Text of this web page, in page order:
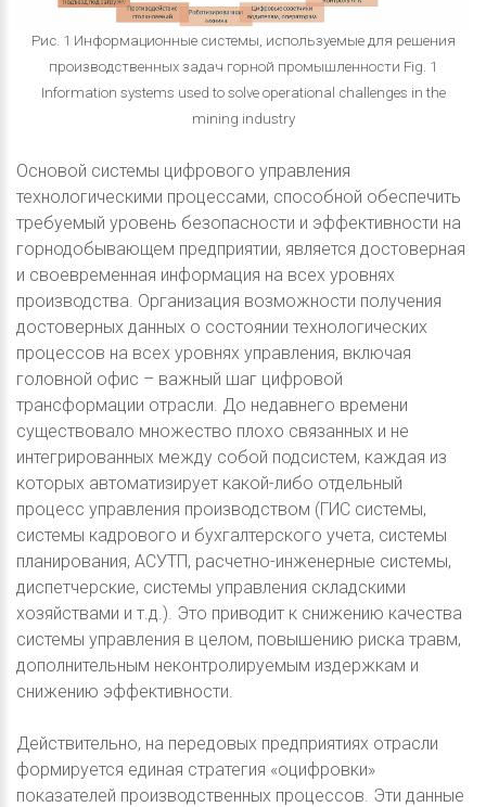
Рис. 1 Информационные системы, используемые для решения
производственных задач горной промышленности Fig. 1
Information systems used to solve operational challenges in the
mining industry
Основой системы цифрового управления
технологическими процессами, способной обеспечить
требуемый уровень безопасности и эффективности на
горнодобывающем предприятии, является достоверная
и своевременная информация на всех уровнях
производства. Организация возможности получения
достоверных данных о состоянии технологических
процессов на всех уровнях управления, включая
головной офис – важный шаг цифровой
трансформации отрасли. До недавнего времени
существовало множество плохо связанных и не
интегрированных между собой подсистем, каждая из
которых автоматизирует какой-либо отдельный
процесс управления производством (ГИС системы,
системы кадрового и бухгалтерского учета, системы
планирования, АСУТП, расчетно-инженерные системы,
диспетчерские, системы управления складскими
хозяйствами и т.д.). Это приводит к снижению качества
системы управления в целом, повышению риска травм,
дополнительным неконтролируемым издержкам и
снижению эффективности.
Действительно, на передовых предприятиях отрасли
формируется единая стратегия «оцифровки»
показателей производственных процессов. Эти данные